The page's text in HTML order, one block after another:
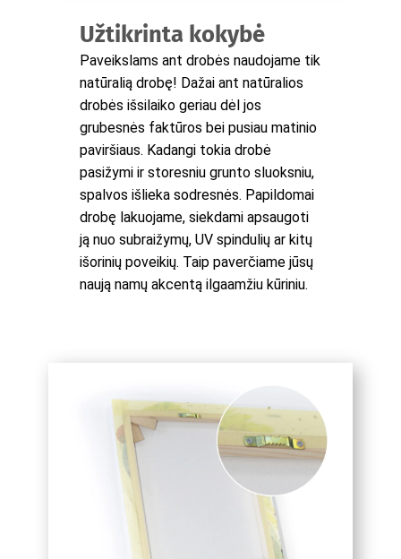
Užtikrinta kokybė
Paveikslams ant drobės naudojame tik
natūralią drobę! Dažai ant natūralios
drobės išsilaiko geriau dėl jos
grubesnės faktūros bei pusiau matinio
paviršiaus. Kadangi tokia drobė
pasižymi ir storesniu grunto sluoksniu,
spalvos išlieka sodresnės. Papildomai
drobę lakuojame, siekdami apsaugoti
ją nuo subraižymų, UV spindulių ar kitų
išorinių poveikių. Taip paverčiame jūsų
naują namų akcentą ilgaamžiu kūriniu.